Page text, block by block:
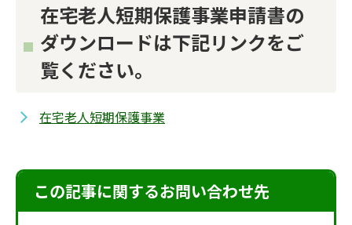
在宅老人短期保護事業申請書の
ダウンロードは下記リンクをご
覧ください。
在宅老人短期保護事業
この記事に関するお問い合わせ先